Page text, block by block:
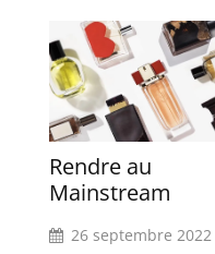
Rendre au
Mainstream
26 septembre 2022